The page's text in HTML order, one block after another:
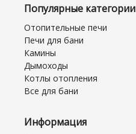
Популярные категории
Отопительные печи
Печи для бани
Камины
Дымоходы
Котлы отопления
Все для бани
Информация